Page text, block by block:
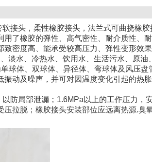
接头，柔性橡胶接头，法兰式可曲挠橡
了橡胶的弹性、高气密性、耐介质性、
密度高、能承受较高压力、弹性变形效
水、冷热水、饮用水、生活污水、原油
球体、双球体、异径体、弯球体及风压
动及噪声，并可对因温度变化引起的热
防局部泄漏；1.6MPa以上的工作压力，
拉脱；橡胶接头安装部位应远离热源.臭